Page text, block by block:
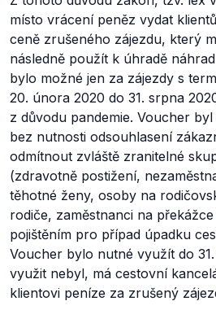
místo vrácení peněz vydat
ceně zrušeného zájezdu, který
následně použít k úhradě
bylo možné jen za zájezdy s
20. února 2020 do 31. srpna
z důvodu pandemie. Voucher
bez nutnosti odsouhlasení
odmítnout zvláště zranitelné
(zdravotně postižení,
těhotné ženy, osoby na
rodiče, zaměstnanci na
pojištěním pro případ úpadku
Voucher bylo nutné využít do
využit nebyl, má cestovní
klientovi peníze za zrušený